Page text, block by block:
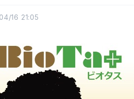
16 21:05